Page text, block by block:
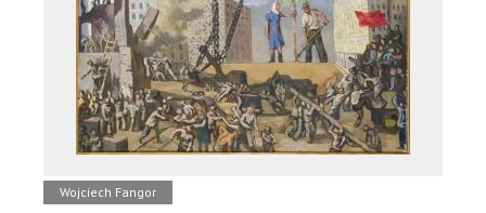
Wojciech Fangor